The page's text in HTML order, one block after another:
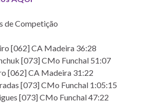
de Competição
[062] CA Madeira 36:28
[073] CMo Funchal 51:07
[062] CA Madeira 31:22
[073] CMo Funchal 1:05:15
[073] CMo Funchal 47:22